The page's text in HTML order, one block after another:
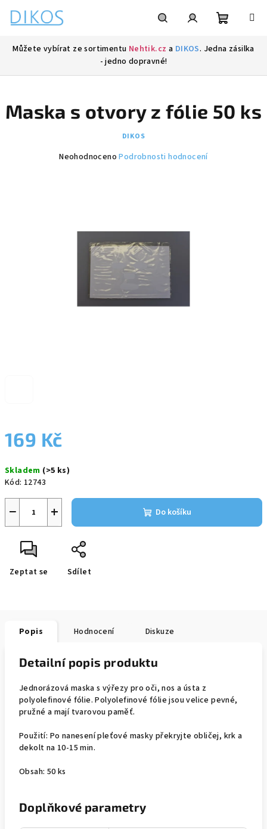
obsah
Můžete vybírat ze sortimentu Nehtik.cz a DIKOS. Jedna zásilka
- jedno dopravné!
169 Kč
cena:
Skladem (>5 ks)
Kód: 12743
+
− Do košíku
Zeptat se Sdílet
Maska s otvory z fólie 50 ks
DIKOS
Průměrné
hvězdiček.
Neohodnoceno Podrobnosti hodnocení
Popis Hodnocení Diskuze
Detailní popis produktu
Jednorázová maska s výřezy pro oči, nos a ústa z
polyolefinové fólie. Polyolefinové fólie jsou velice pevné,
pružné a mají tvarovou paměť.
Použití: Po nanesení pleťové masky překryjte obličej, krk a
dekolt na 10-15 min.
Obsah: 50 ks
Doplňkové parametry